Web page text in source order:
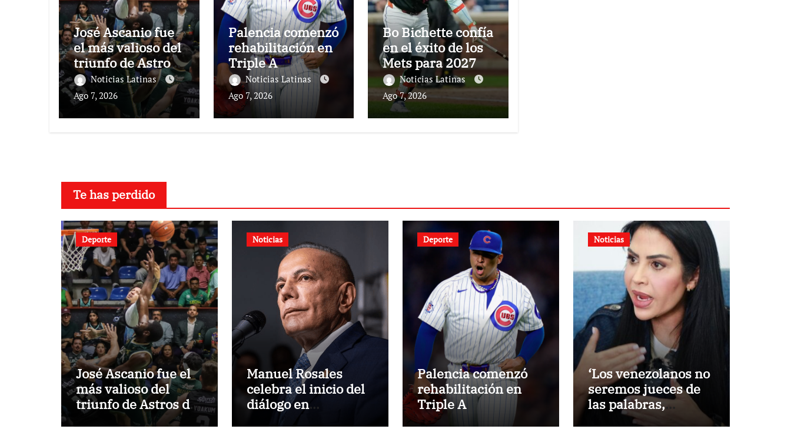
José Ascanio fue
el más valioso del
triunfo de Astros
de Jalisco
Noticias Latinas
Ago 7, 2026
Palencia comenzó
rehabilitación en
Triple A
Noticias Latinas
Ago 7, 2026
Bo Bichette confía
en el éxito de los
Mets para 2027
Noticias Latinas
Ago 7, 2026
Te has perdido
Deporte
José Ascanio fue el
más valioso del
triunfo de Astros de
Jalisco
Noticias
Manuel Rosales
celebra el inicio del
diálogo en
Venezuela y destaca
Deporte
Palencia comenzó
rehabilitación en
Triple A
Noticias
‘Los venezolanos no
seremos jueces de
las palabras,
seremos testigos de